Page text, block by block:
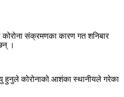
कोरोना संक्रमणका कारण गत शनिबार
।
हुनुले कोरोनाको आशंका स्थानीयले गरेका